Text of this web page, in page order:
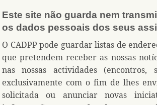
Este site não guarda nem
os dados pessoais dos seus
O CADPP pode guardar listas de
que pretendem receber as nossas
nas nossas actividades (encontros,
exclusivamente com o fim de lhes
solicitada ou anunciar novas